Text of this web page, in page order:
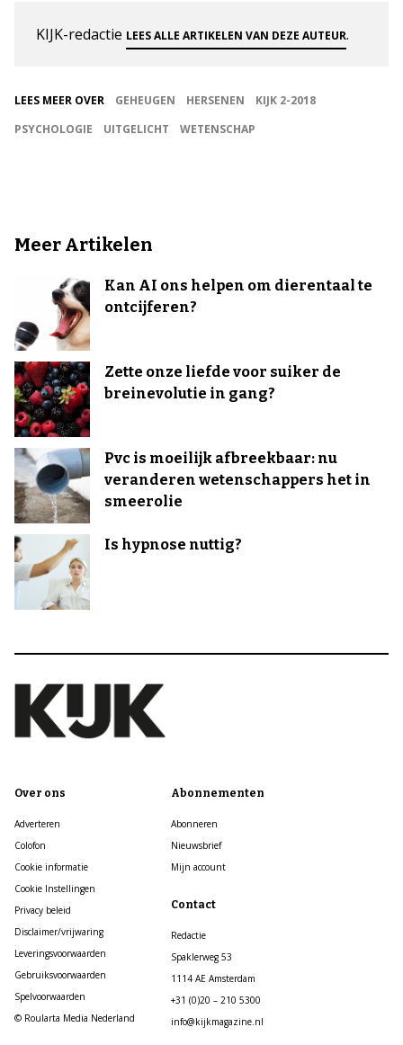
KIJK-redactie LEES ALLE ARTIKELEN VAN DEZE AUTEUR.
LEES MEER OVER GEHEUGEN HERSENEN
KIJK 2-2018
PSYCHOLOGIE
UITGELICHT WETENSCHAP
Meer Artikelen
Kan AI ons helpen om dierentaal te
ontcijferen?
Zette onze liefde voor suiker de
breinevolutie in gang?
Pvc is moeilijk afbreekbaar: nu
veranderen wetenschappers het in
smeerolie
Is hypnose nuttig?
Over ons
Adverteren
Colofon
Cookie informatie
Cookie Instellingen
Privacy beleid
Disclaimer/vrijwaring
Leveringsvoorwaarden
Gebruiksvoorwaarden
Spelvoorwaarden
© Roularta Media Nederland
Abonnementen
Abonneren
Nieuwsbrief
Mijn account
Contact
Redactie
Spaklerweg 53
1114 AE Amsterdam
+31 (0)20 – 210 5300
info@kijkmagazine.nl